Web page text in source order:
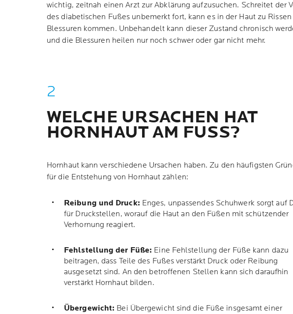
wichtig, zeitnah einen Arzt zur Abklärung aufzusuchen. Schreitet der
des diabetischen Fußes unbemerkt fort, kann es in der Haut zu Rissen
Blessuren kommen. Unbehandelt kann dieser Zustand chronisch
und die Blessuren heilen nur noch schwer oder gar nicht mehr.
WELCHE URSACHEN HAT
HORNHAUT AM FUSS?
Hornhaut kann verschiedene Ursachen haben. Zu den häufigsten
für die Entstehung von Hornhaut zählen:
Reibung und Druck: Enges, unpassendes Schuhwerk sorgt auf
für Druckstellen, worauf die Haut an den Füßen mit schützender
Verhornung reagiert.
Fehlstellung der Füße: Eine Fehlstellung der Füße kann dazu
beitragen, dass Teile des Fußes verstärkt Druck oder Reibung
ausgesetzt sind. An den betroffenen Stellen kann sich daraufhin
verstärkt Hornhaut bilden.
Übergewicht: Bei Übergewicht sind die Füße insgesamt einer